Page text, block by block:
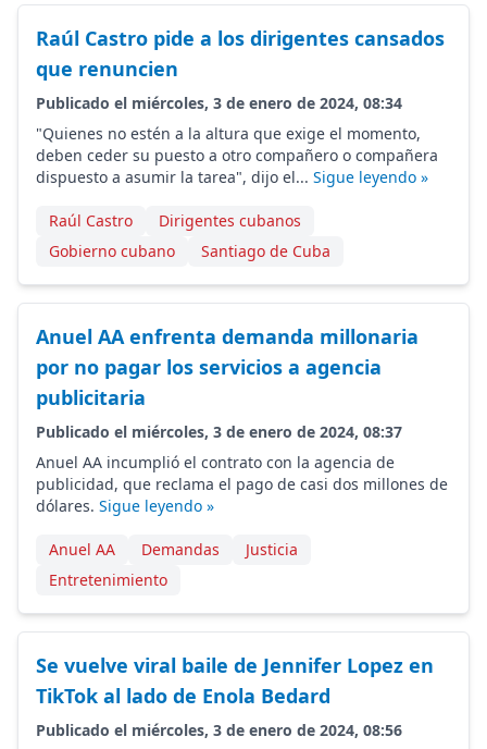
Raúl Castro pide a los dirigentes cansados
que renuncien
Publicado el miércoles, 3 de enero de 2024, 08:34
"Quienes no estén a la altura que exige el momento,
deben ceder su puesto a otro compañero o compañera
dispuesto a asumir la tarea", dijo el... Sigue leyendo »
Raúl Castro
Dirigentes cubanos
Gobierno cubano
Santiago de Cuba
Anuel AA enfrenta demanda millonaria
por no pagar los servicios a agencia
publicitaria
Publicado el miércoles, 3 de enero de 2024, 08:37
Anuel AA incumplió el contrato con la agencia de
publicidad, que reclama el pago de casi dos millones de
dólares. Sigue leyendo »
Anuel AA Demandas
Justicia
Entretenimiento
Se vuelve viral baile de Jennifer Lopez en
TikTok al lado de Enola Bedard
Publicado el miércoles, 3 de enero de 2024, 08:56